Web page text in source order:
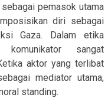
pemasok utama
diri sebagai
Gaza. Dalam etika
sangat
aktor yang terlibat
mediator utama,
standing.